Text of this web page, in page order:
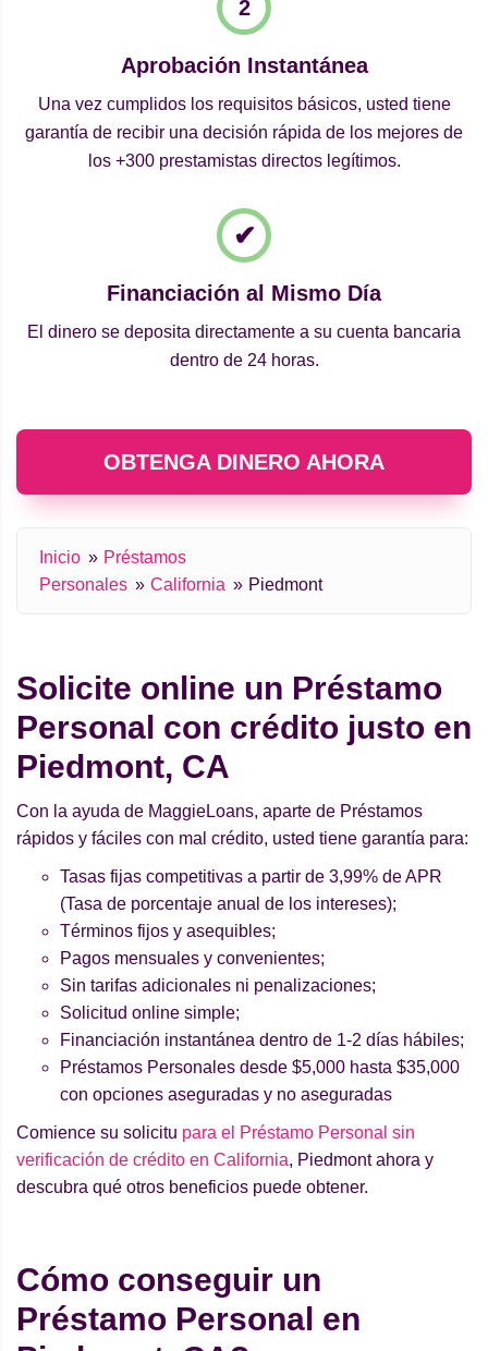
Aprobación Instantánea
Una vez cumplidos los requisitos básicos, usted tiene
garantía de recibir una decisión rápida de los mejores de
los +300 prestamistas directos legítimos.
Financiación al Mismo Día
El dinero se deposita directamente a su cuenta bancaria
dentro de 24 horas.
OBTENGA DINERO AHORA
Inicio
Préstamos
Personales
California Piedmont
Solicite online un Préstamo
Personal con crédito justo en
Piedmont, CA
Con la ayuda de MaggieLoans, aparte de Préstamos
rápidos y fáciles con mal crédito, usted tiene garantía para:
Tasas fijas competitivas a partir de 3,99% de APR
(Tasa de porcentaje anual de los intereses);
Términos fijos y asequibles;
Pagos mensuales y convenientes;
Sin tarifas adicionales ni penalizaciones;
Solicitud online simple;
Financiación instantánea dentro de 1-2 días hábiles;
Préstamos Personales desde $5,000 hasta $35,000
con opciones aseguradas y no aseguradas
Comience su solicitu para el Préstamo Personal sin
verificación de crédito en California, Piedmont ahora y
descubra qué otros beneficios puede obtener.
Cómo conseguir un
Préstamo Personal en